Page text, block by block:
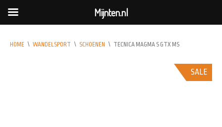
HOME \ WANDELSPORT \ SCHOENEN \ TECNICA MAGMA S GTX MS
SALE
Mijnten.nl